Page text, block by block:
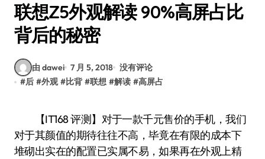
联想Z5外观解读 90%高屏占比
背后的秘密
由 dawei 7 月 5, 2018 没有评论
#后 #外观 #比背 #联想 #解读 #高屏占
【IT168 评测】对于一款千元售价的手机，我们
对于其颜值的期待往往不高，毕竟在有限的成本下
堆砌出实在的配置已实属不易，如果再在外观上精